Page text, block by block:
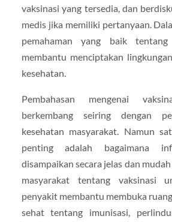
vaksinasi yang tersedia, dan
medis jika memiliki pertanyaan.
pemahaman yang baik
membantu menciptakan
kesehatan.
Pembahasan mengenai
berkembang seiring dengan
kesehatan masyarakat. Namun
penting adalah bagaimana
disampaikan secara jelas dan
masyarakat tentang vaksinasi
penyakit membantu membuka
sehat tentang imunisasi,